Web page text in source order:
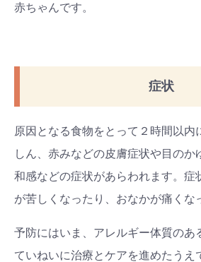
赤ちゃんです。
症状
原因となる食物をとって２時間以内
しん、赤みなどの皮膚症状や目のか
和感などの症状があらわれます。症
が苦しくなったり、おなかが痛くな
予防にはいま、アレルギー体質のあ
ていねいに治療とケアを進めたうえ